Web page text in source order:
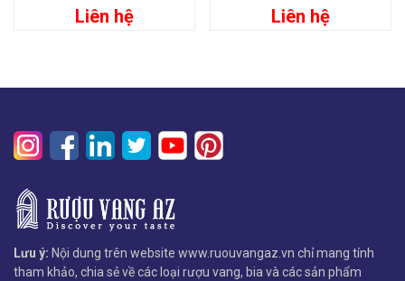
Liên hệ Liên hệ
Lưu ý: Nội dung trên website www.ruouvangaz.vn chỉ mang tính
tham khảo, chia sẻ về các loại rượu vang, bia và các sản phẩm